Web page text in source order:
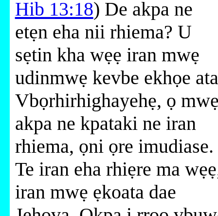
Hib 13:18) De akpa ne
etẹn eha nii rhiema? U
sẹtin kha wẹẹ iran mwẹ
udinmwẹ kevbe ekhọe
Vbọrhirhighayehẹ, ọ
akpa ne kpataki ne iran
rhiema, ọni ọre imudiase.
Te iran eha rhiẹre ma
iran mwẹ ẹkoata dae